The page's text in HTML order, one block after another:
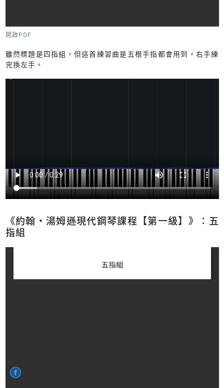
開啟PDF
雖然標題是四指組，但這首練習曲是五根手指都會用到。右手練
完換左手。
《約翰‧湯姆遜現代鋼琴課程【第一級】》：五
指組